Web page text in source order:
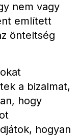
nem vagy
említett
önteltség
a bizalmat,
hogy
hogyan